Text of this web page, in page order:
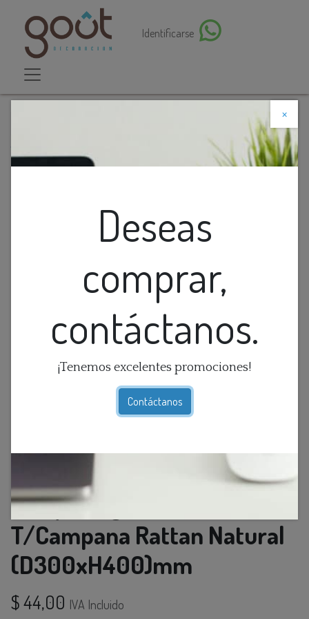
Identificarse
×
Deseas
comprar,
contáctanos.
¡Tenemos excelentes promociones!
Contáctanos
Descuento web
Lamp. Colg. 1L E27 T/Campana Rattan Natural
Lamp. Colg. 1L E27
T/Campana Rattan Natural
(D300xH400)mm
$44,00 IVA Incluido